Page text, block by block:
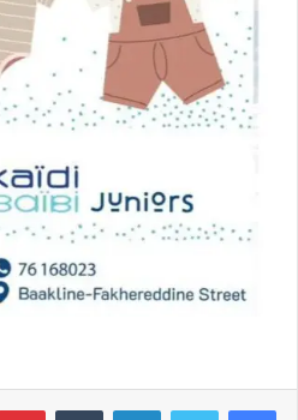
فيسبوك تويتر لينكدإن